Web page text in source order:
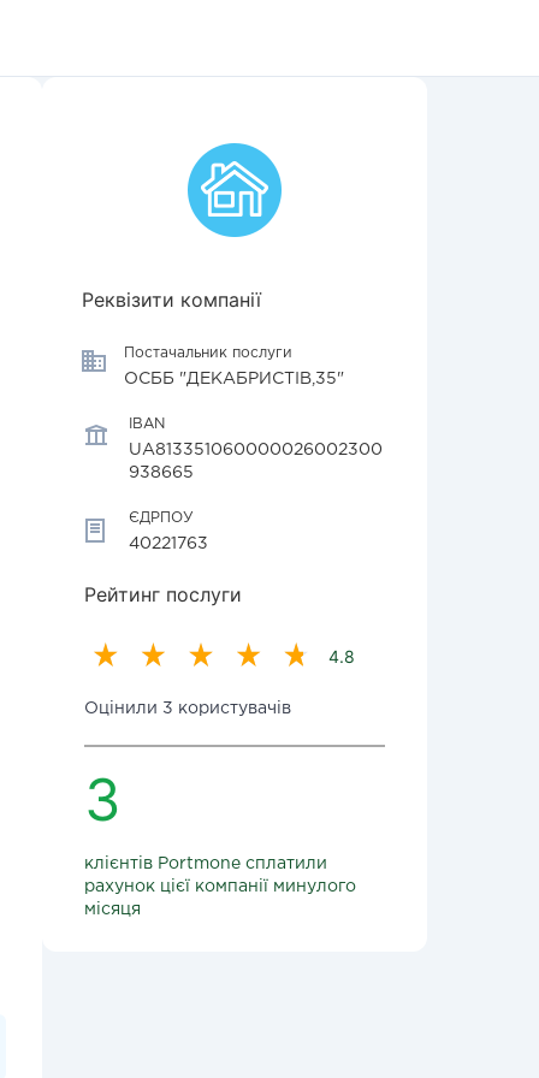
Реквізити компанії
Постачальник послуги
ОСББ "ДЕКАБРИСТІВ,35"
IBAN
UA813351060000026002300
938665
ЄДРПОУ
40221763
Рейтинг послуги
4.8
Оцінили 3 користувачів
3
клієнтів Portmone сплатили
рахунок цієї компанії минулого
місяця